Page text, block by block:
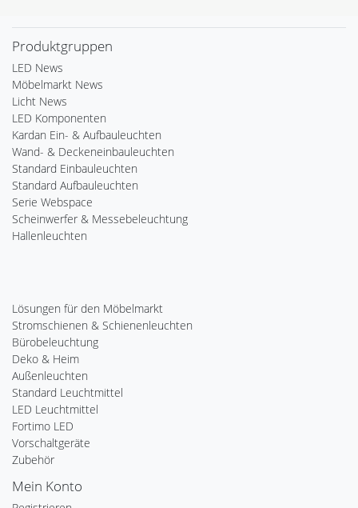
Produktgruppen
LED News
Möbelmarkt News
Licht News
LED Komponenten
Kardan Ein- & Aufbauleuchten
Wand- & Deckeneinbauleuchten
Standard Einbauleuchten
Standard Aufbauleuchten
Serie Webspace
Scheinwerfer & Messebeleuchtung
Hallenleuchten
Lösungen für den Möbelmarkt
Stromschienen & Schienenleuchten
Bürobeleuchtung
Deko & Heim
Außenleuchten
Standard Leuchtmittel
LED Leuchtmittel
Fortimo LED
Vorschaltgeräte
Zubehör
Mein Konto